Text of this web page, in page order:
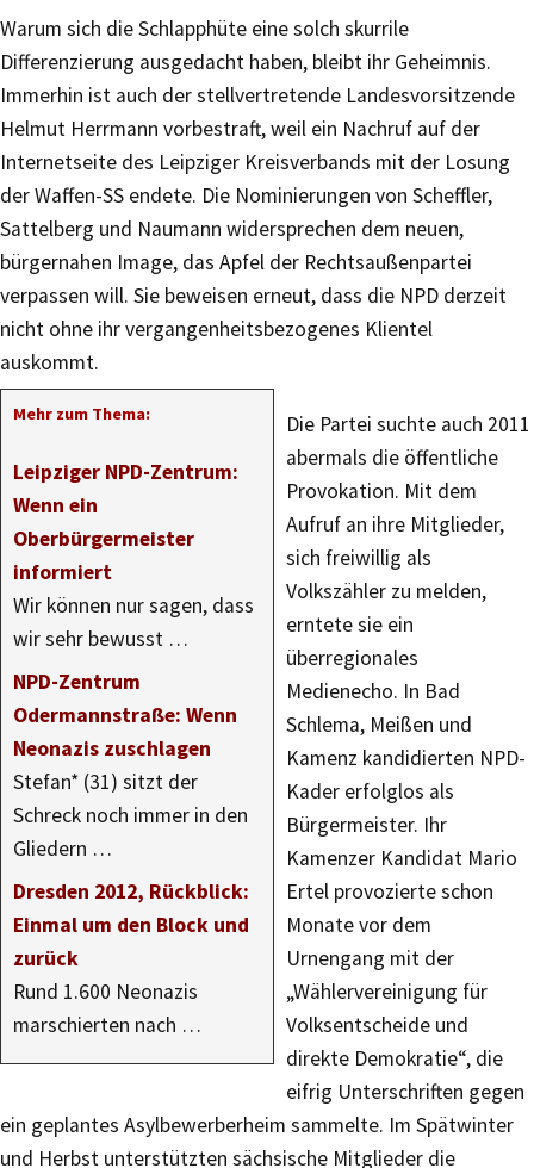
Warum sich die Schlapphüte eine solch skurrile
Differenzierung ausgedacht haben, bleibt ihr Geheimnis.
Immerhin ist auch der stellvertretende Landesvorsitzende
Helmut Herrmann vorbestraft, weil ein Nachruf auf der
Internetseite des Leipziger Kreisverbands mit der Losung
der Waffen-SS endete. Die Nominierungen von Scheffler,
Sattelberg und Naumann widersprechen dem neuen,
bürgernahen Image, das Apfel der Rechtsaußenpartei
verpassen will. Sie beweisen erneut, dass die NPD derzeit
nicht ohne ihr vergangenheitsbezogenes Klientel
auskommt.
Mehr zum Thema:
Leipziger NPD-Zentrum:
Wenn ein
Oberbürgermeister
informiert
Wir können nur sagen, dass
wir sehr bewusst …
NPD-Zentrum
Odermannstraße: Wenn
Neonazis zuschlagen
Stefan* (31) sitzt der
Schreck noch immer in den
Gliedern …
Dresden 2012, Rückblick:
Einmal um den Block und
zurück
Rund 1.600 Neonazis
marschierten nach …
Die Partei suchte auch 2011
abermals die öffentliche
Provokation. Mit dem
Aufruf an ihre Mitglieder,
sich freiwillig als
Volkszähler zu melden,
erntete sie ein
überregionales
Medienecho. In Bad
Schlema, Meißen und
Kamenz kandidierten NPD-
Kader erfolglos als
Bürgermeister. Ihr
Kamenzer Kandidat Mario
Ertel provozierte schon
Monate vor dem
Urnengang mit der
„Wählervereinigung für
Volksentscheide und
direkte Demokratie“, die
eifrig Unterschriften gegen
ein geplantes Asylbewerberheim sammelte. Im Spätwinter
und Herbst unterstützten sächsische Mitglieder die